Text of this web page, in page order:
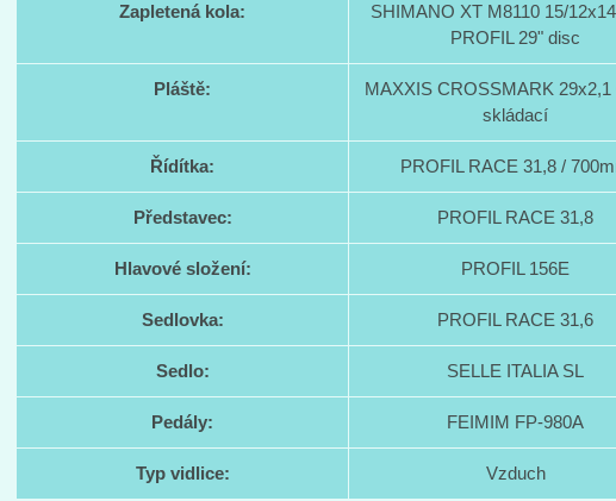
Zapletená kola:
SHIMANO XT M8110 15/
PROFIL 29" disc
Pláště:
MAXXIS CROSSMARK 29x2,1
skládací
Řídítka: PROFIL RACE 31,8 /
Představec: PROFIL RACE 31,8
Hlavové složení: PROFIL 156E
Sedlovka: PROFIL RACE 31,6
Sedlo: SELLE ITALIA SL
Pedály: FEIMIM FP-980A
Typ vidlice: Vzduch